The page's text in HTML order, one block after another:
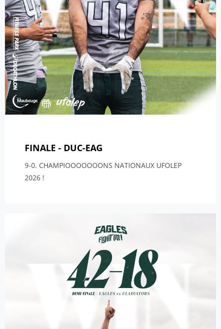
FINALE - DUC-EAG
9-0. CHAMPIOOOOOOONS NATIONAUX UFOLEP
2026 !